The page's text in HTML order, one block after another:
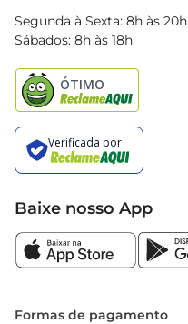
Blog Bretas
Black Friday
Segunda à Sexta: 8h às 20h
Sábados: 8h às 18h
Baixe nosso App
Formas de pagamento